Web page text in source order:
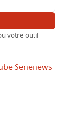
votre outil